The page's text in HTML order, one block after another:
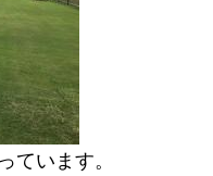
ています。